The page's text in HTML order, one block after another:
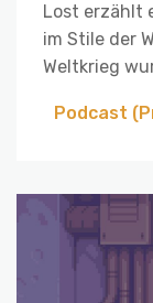
Lost erzählt
im Stile der
Weltkrieg
Podcast